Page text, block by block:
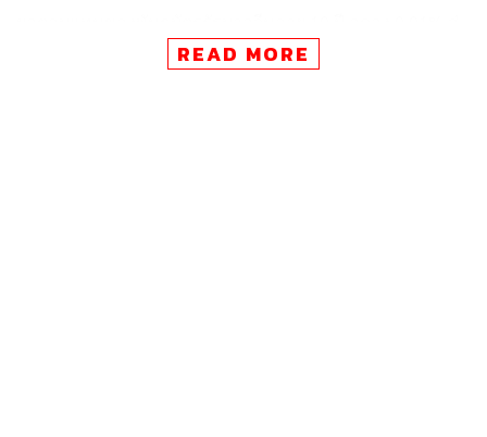
ระดับต่ำสุดใหม่ที่ 2.03% เป็นสัญญาณว่านักลงทุนกำลังคาด
การณ์ว่าจะมีการกระตุ้นเศรษฐกิจด้วยนโยบายทางการเงิน
READ MORE